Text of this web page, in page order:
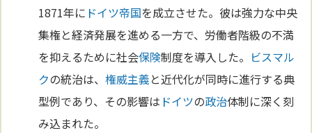
1871年に ドイツ帝国を成立させた。彼は強力な中央
集権と経済発展を進める一方で、労働者階級の不満
を抑えるために社会保険制度を導入した。 ビスマル
クの統治は、権威主義と近代化が同時に進行する典
型例であり、その影響は ドイツの政治体制に深く刻
み込まれた。